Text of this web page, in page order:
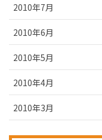
2010年7月
2010年6月
2010年5月
2010年4月
2010年3月